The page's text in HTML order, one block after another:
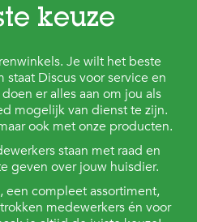
keuze
Je wilt het beste
staat Discus voor service en
er alles aan om jou als
mogelijk van dienst te zijn.
ook met onze producten.
staan met raad en
geven over jouw huisdier.
een compleet assortiment,
medewerkers én voor